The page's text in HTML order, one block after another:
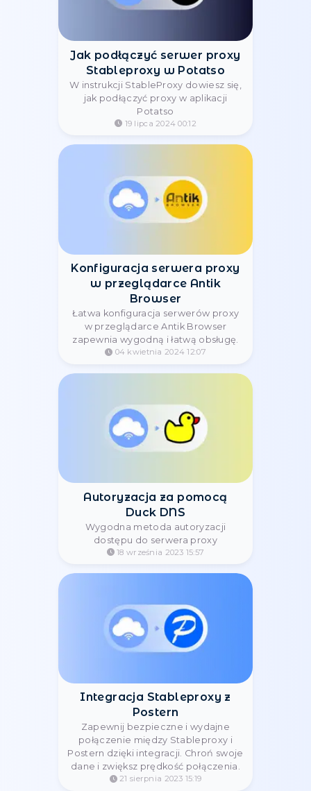
мінімальний пінг та
стабільне з'єднання |
StableProxy
Грай без лагів і затримок з
надійними проксі для онлайн-ігор
від StableProxy. Захист від
блокувань, низький пінг, висока
швидкість і підтримка топових
ігрових платформ.
07 maja 2025 09:54
Rotacyjne Proxy: Co To Jest i
Dlaczego Są Niezbędne w
Scraping’u i Automatyzacji
Dowiedz się, czym są rotacyjne
proxy, jak działają i dlaczego są
automatyzacji, SEO i ochronie
prywatności.
07 maja 2025 09:38
Jak podłączyć serwer proxy
Stableproxy w Potatso
W instrukcji StableProxy dowiesz się,
jak podłączyć proxy w aplikacji
Potatso
19 lipca 2024 00:12